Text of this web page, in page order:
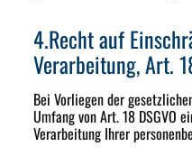
4.Recht auf
Verarbeitung, Art.
Bei Vorliegen der
Umfang von Art. 18 DSGVO
Verarbeitung Ihrer